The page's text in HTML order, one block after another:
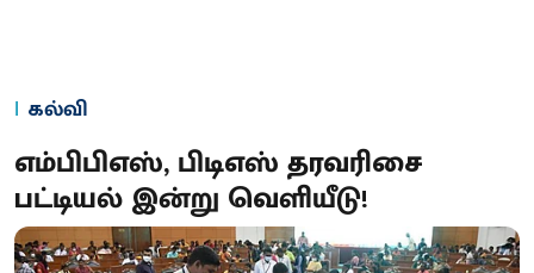
கல்வி
எம்பிபிஎஸ், பிடிஎஸ் தரவரிசை
பட்டியல் இன்று வெளியீடு!